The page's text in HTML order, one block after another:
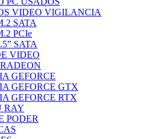
VIDEO VIGILANCIA
SATA
PCIe
SATA
VIDEO
GEFORCE
GEFORCE GTX
GEFORCE RTX
RAY
PODER